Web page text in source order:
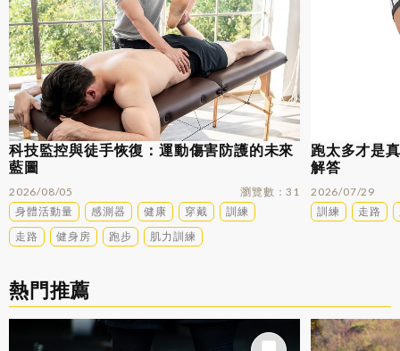
科技監控與徒手恢復：運動傷害防護的未來
藍圖
2026/08/05 瀏覽數
31
身體活動量
感測器 健康 穿戴
訓練
走路
健身房 跑步 肌力訓練
跑太多才是
解答
2026/07/29
訓練
走路
熱門推薦